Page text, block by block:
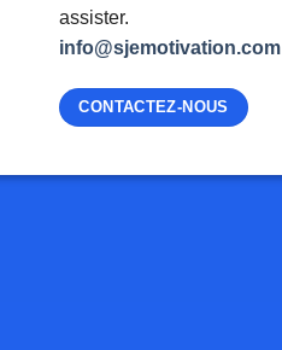
assister.
info@sjemotivation.com
CONTACTEZ-NOUS